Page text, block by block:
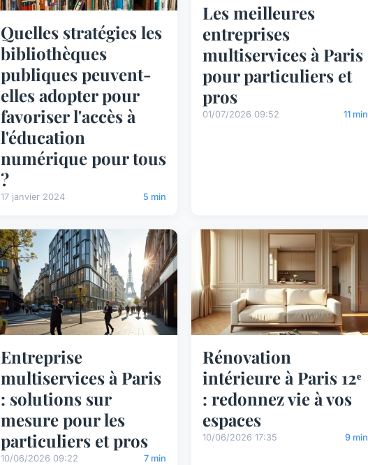
Quelles stratégies les
bibliothèques
publiques peuvent-
elles adopter pour
favoriser l'accès à
l'éducation
numérique pour tous
?
17 janvier 2024 5 min
Les meilleures
entreprises
multiservices à Paris
pour particuliers et
pros
01/07/2026 09:52 11 min
Entreprise
multiservices à Paris
: solutions sur
mesure pour les
particuliers et pros
10/06/2026 09:22 7 min
Rénovation
intérieure à Paris 12ᵉ
: redonnez vie à vos
espaces
10/06/2026 17:35 9 min